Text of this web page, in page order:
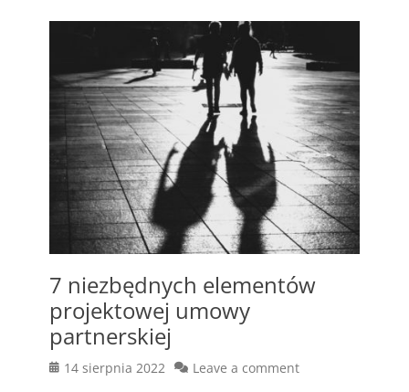
7 niezbędnych elementów
projektowej umowy
partnerskiej
Posted
14 sierpnia 2022 Leave a comment